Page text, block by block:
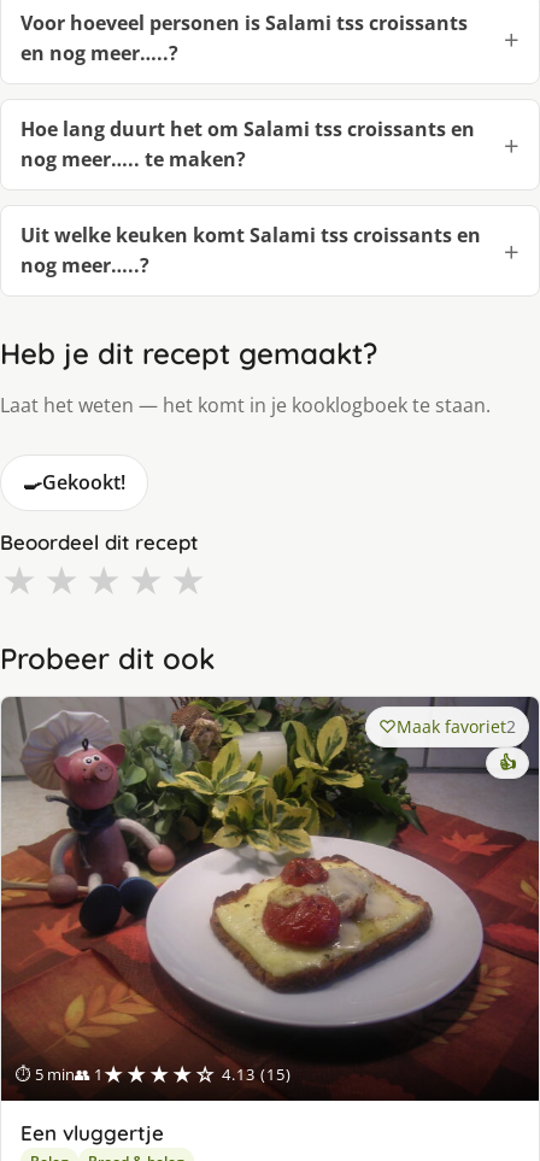
Voor hoeveel personen is Salami tss croissants
en nog meer…..?
Hoe lang duurt het om Salami tss croissants en
nog meer….. te maken?
Uit welke keuken komt Salami tss croissants en
nog meer…..?
Heb je dit recept gemaakt?
Laat het weten — het komt in je kooklogboek te staan.
🍳Gekookt!
Beoordeel dit recept
★ ★ ★ ★ ★
Probeer dit ook
⏱ 5 min👥 1 ★★★★☆ 4.13 (15)
Maak favoriet2
👍
Een vluggertje